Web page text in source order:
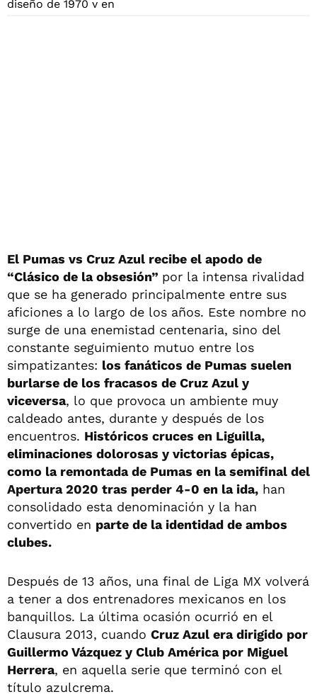
El Pumas vs Cruz Azul recibe el apodo de
“Clásico de la obsesión” por la intensa rivalidad
que se ha generado principalmente entre sus
aficiones a lo largo de los años. Este nombre no
surge de una enemistad centenaria, sino del
constante seguimiento mutuo entre los
simpatizantes: los fanáticos de Pumas suelen
burlarse de los fracasos de Cruz Azul y
viceversa, lo que provoca un ambiente muy
caldeado antes, durante y después de los
encuentros. Históricos cruces en Liguilla,
eliminaciones dolorosas y victorias épicas,
como la remontada de Pumas en la semifinal del
Apertura 2020 tras perder 4-0 en la ida, han
consolidado esta denominación y la han
convertido en parte de la identidad de ambos
clubes.
Después de 13 años, una final de Liga MX volverá
a tener a dos entrenadores mexicanos en los
banquillos. La última ocasión ocurrió en el
Clausura 2013, cuando Cruz Azul era dirigido por
Guillermo Vázquez y Club América por Miguel
Herrera, en aquella serie que terminó con el
título azulcrema.